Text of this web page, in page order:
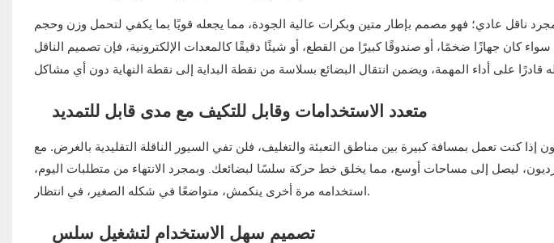
ناقل عادي؛ فهو مصمم بإطار متين وبكرات عالية الجودة، مما يجعله قويًا بما يكفي لتحمل وزن وحجم
كان جهازًا ضخمًا، أو صندوقًا كبيرًا من القطع، أو شيئًا دقيقًا كالمعدات الإلكترونية، فإن تصميم الناقل
متعدد الاستخدامات وقابل للتكيف مع مدى قابل للتمديد
إذا كنت تعمل بمسافة كبيرة بين مناطق التعبئة والتغليف، فلن تفي السيور الناقلة التقليدية بالغرض. مع
ليصل إلى مساحات أوسع، مما يخلق خط حركة سلسًا لبضائعك. وبمجرد الانتهاء من متطلبات اليوم،
استخدامه مرة أخرى.
تصميم سهل الاستخدام لتشغيل سلس